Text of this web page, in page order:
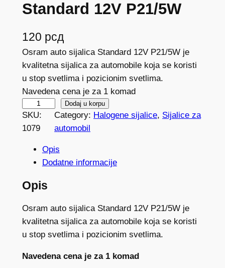
Standard 12V P21/5W
120 рсд
Osram auto sijalica Standard 12V P21/5W je
kvalitetna sijalica za automobile koja se koristi
u stop svetlima i pozicionim svetlima.
Navedena cena je za 1 komad
u
t
j
l
i
c
O
Dodaj u korpu
SKU:
1079
Category: Halogene sijalice, Sijalice za
automobil
Opis
Dodatne informacije
Opis
Osram auto sijalica Standard 12V P21/5W je
kvalitetna sijalica za automobile koja se koristi
u stop svetlima i pozicionim svetlima.
Navedena cena je za 1 komad